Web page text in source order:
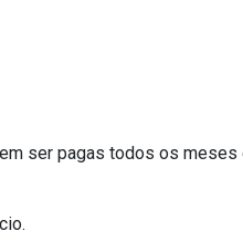
ser pagas todos os meses